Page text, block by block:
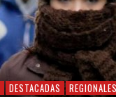
DESTACADAS REGIONALES